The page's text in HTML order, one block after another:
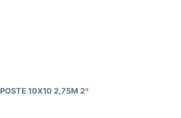
POSTE 10X10 2,75M 2º